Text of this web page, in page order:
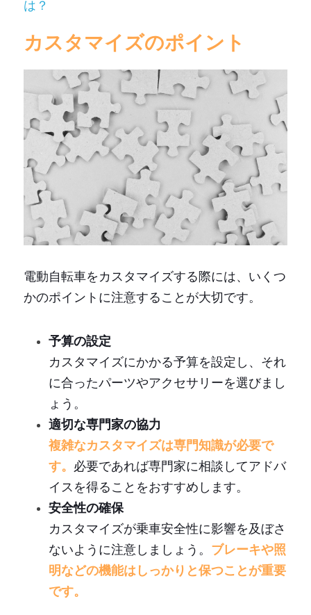
は？
カスタマイズのポイント
電動自転車をカスタマイズする際には、いくつ
かのポイントに注意することが大切です。
予算の設定
カスタマイズにかかる予算を設定し、それ
に合ったパーツやアクセサリーを選びまし
ょう。
適切な専門家の協力
複雑なカスタマイズは専門知識が必要で
す。 必要であれば専門家に相談してアドバ
イスを得ることをおすすめします。
安全性の確保
カスタマイズが乗車安全性に影響を及ぼさ
ないように注意しましょう。 ブレーキや照
明などの機能はしっかりと保つことが重要
です。